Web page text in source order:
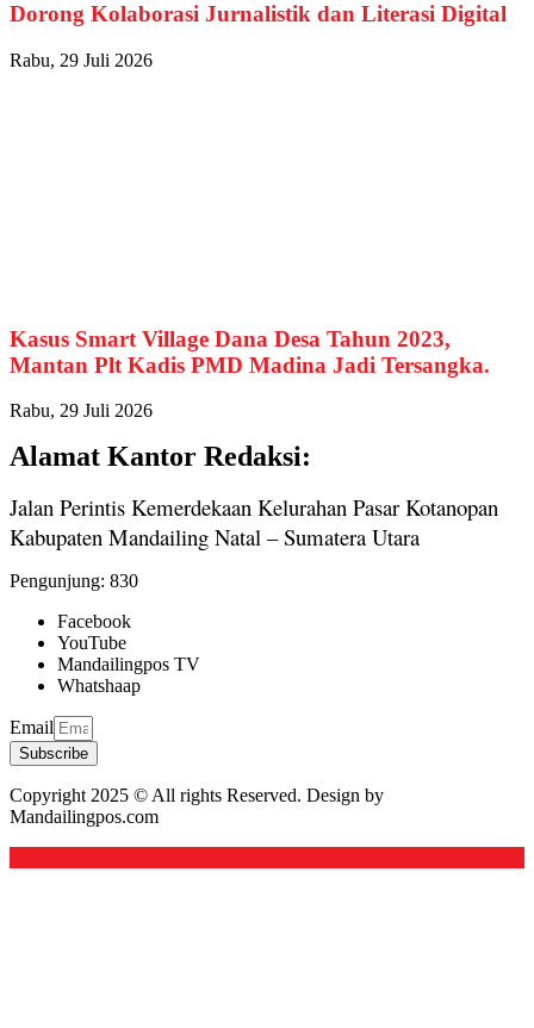
Dorong Kolaborasi Jurnalistik dan Literasi Digital
Rabu, 29 Juli 2026
Kasus Smart Village Dana Desa Tahun 2023,
Mantan Plt Kadis PMD Madina Jadi Tersangka.
Rabu, 29 Juli 2026
Alamat Kantor Redaksi:
Jalan Perintis Kemerdekaan Kelurahan Pasar Kotanopan
Kabupaten Mandailing Natal – Sumatera Utara
Pengunjung: 830
Facebook
YouTube
Mandailingpos TV
Whatshaap
Email
Subscribe
Copyright 2025 © All rights Reserved. Design by
Mandailingpos.com